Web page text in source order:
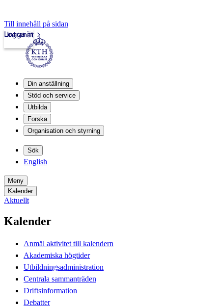
Till innehåll på sidan
Intranät
Logga in
Din anställning
Stöd och service
Utbilda
Forska
Organisation och styrning
Sök
English
Meny
Kalender
Aktuellt
Kalender
Anmäl aktivitet till kalendern
Akademiska högtider
Utbildningsadministration
Centrala sammanträden
Driftsinformation
Debatter